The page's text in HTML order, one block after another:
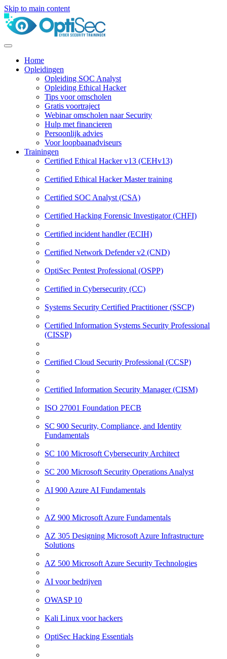
Skip to main content
Home
Opleidingen
Opleiding SOC Analyst
Opleiding Ethical Hacker
Tips voor omscholen
Gratis voortraject
Webinar omscholen naar Security
Hulp met financieren
Persoonlijk advies
Voor loopbaanadviseurs
Trainingen
Certified Ethical Hacker v13 (CEHv13)
Certified Ethical Hacker Master training
Certified SOC Analyst (CSA)
Certified Hacking Forensic Investigator (CHFI)
Certified incident handler (ECIH)
Certified Network Defender v2 (CND)
OptiSec Pentest Professional (OSPP)
Certified in Cybersecurity (CC)
Systems Security Certified Practitioner (SSCP)
Certified Information Systems Security Professional
(CISSP)
Certified Cloud Security Professional (CCSP)
Certified Information Security Manager (CISM)
ISO 27001 Foundation PECB
SC 900 Security, Compliance, and Identity
Fundamentals
SC 100 Microsoft Cybersecurity Architect
SC 200 Microsoft Security Operations Analyst
AI 900 Azure AI Fundamentals
AZ 900 Microsoft Azure Fundamentals
AZ 305 Designing Microsoft Azure Infrastructure
Solutions
AZ 500 Microsoft Azure Security Technologies
AI voor bedrijven
OWASP 10
Kali Linux voor hackers
OptiSec Hacking Essentials